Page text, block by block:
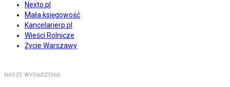
Nexto.pl
Mała księgowość
Kancelarierp.pl
Wieści Rolnicze
Życie Warszawy
NASZE WYDARZENIA